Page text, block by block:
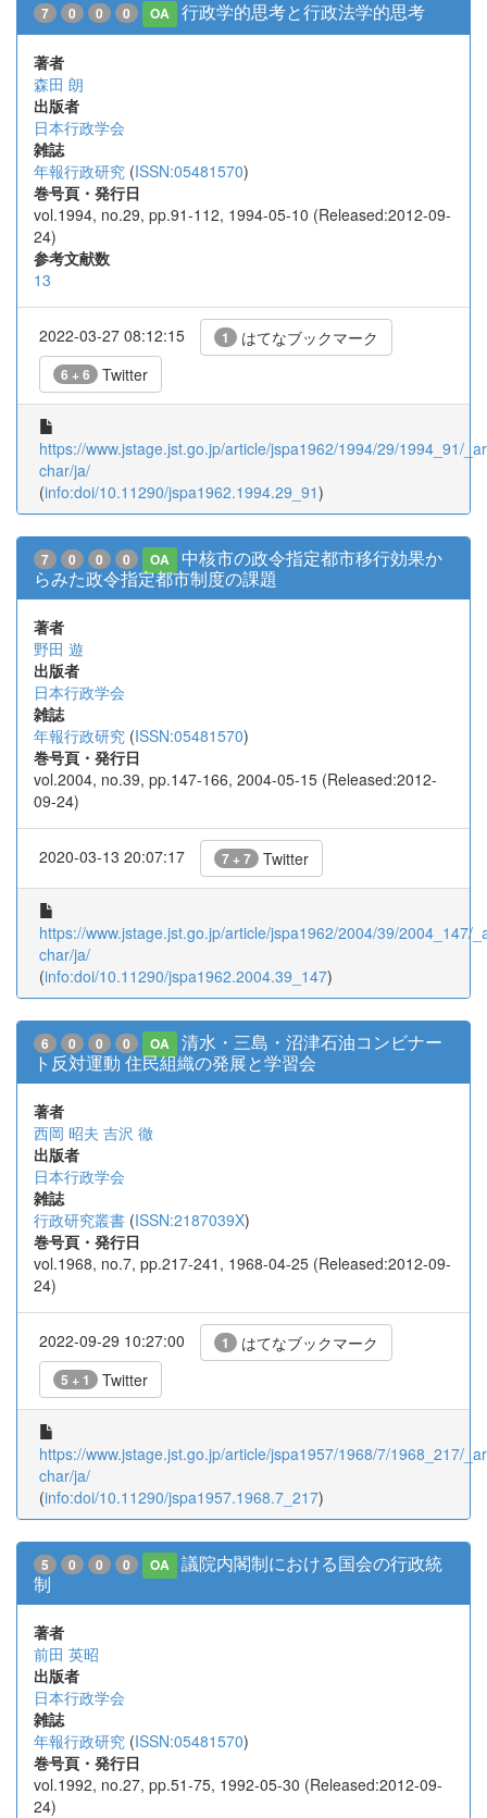
7 0 0 0 OA 行政学的思考と行政法学的思考
著者
森田 朗
出版者
日本行政学会
雑誌
年報行政研究 (ISSN:05481570)
巻号頁・発行日
vol.1994, no.29, pp.91-112, 1994-05-10 (Released:2012-09-
24)
参考文献数
13
2022-03-27 08:12:15 1 はてなブックマーク
6 + 6 Twitter
https://www.jstage.jst.go.jp/article/jspa1962/1994/29/1994_91/
char/ja/
(info:doi/10.11290/jspa1962.1994.29_91)
7 0 0 0 OA
中核市の政令指定都市移行効果か
らみた政令指定都市制度の課題
著者
野田 遊
出版者
日本行政学会
雑誌
年報行政研究 (ISSN:05481570)
巻号頁・発行日
vol.2004, no.39, pp.147-166, 2004-05-15 (Released:2012-
09-24)
2020-03-13 20:07:17 7 + 7 Twitter
https://www.jstage.jst.go.jp/article/jspa1962/2004/39/2004_147/
char/ja/
(info:doi/10.11290/jspa1962.2004.39_147)
6 0 0 0 OA
清水・三島・沼津石油コンビナー
ト反対運動 住民組織の発展と学習会
著者
西岡 昭夫 吉沢 徹
出版者
日本行政学会
雑誌
行政研究叢書 (ISSN:2187039X)
巻号頁・発行日
vol.1968, no.7, pp.217-241, 1968-04-25 (Released:2012-09-
24)
2022-09-29 10:27:00 1 はてなブックマーク
5 + 1 Twitter
https://www.jstage.jst.go.jp/article/jspa1957/1968/7/1968_217/
char/ja/
(info:doi/10.11290/jspa1957.1968.7_217)
5 0 0 0 OA
議院内閣制における国会の行政統
制
著者
前田 英昭
出版者
日本行政学会
雑誌
年報行政研究 (ISSN:05481570)
巻号頁・発行日
vol.1992, no.27, pp.51-75, 1992-05-30 (Released:2012-09-
24)